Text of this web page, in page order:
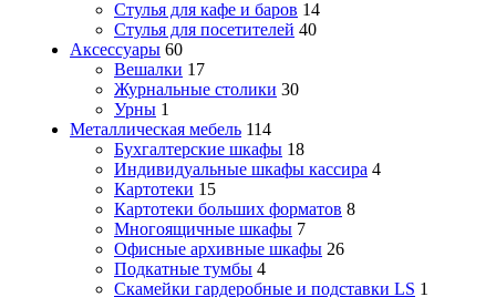
Стулья для кафе и баров 14
Стулья для посетителей 40
Аксессуары 60
Вешалки 17
Журнальные столики 30
Урны 1
Металлическая мебель 114
Бухгалтерские шкафы 18
Индивидуальные шкафы кассира 4
Картотеки 15
Картотеки больших форматов 8
Многоящичные шкафы 7
Офисные архивные шкафы 26
Подкатные тумбы 4
Скамейки гардеробные и подставки LS 1